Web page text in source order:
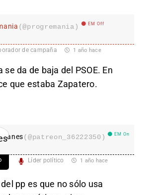
(@progremania) EM Off
de campaña 1 año hace
se da de baja del PSOE. En
que estaba Zapatero.
(@patreon_36222350) EM On
Líder político 1 año hace
pp es que no sólo usa